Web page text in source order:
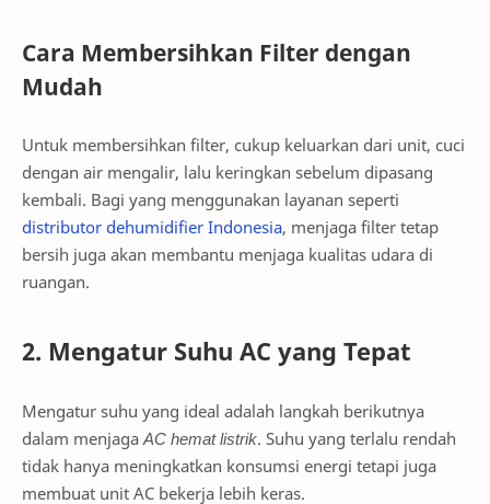
Cara Membersihkan Filter dengan
Mudah
Untuk membersihkan filter, cukup keluarkan dari unit, cuci
dengan air mengalir, lalu keringkan sebelum dipasang
kembali. Bagi yang menggunakan layanan seperti
distributor dehumidifier Indonesia, menjaga filter tetap
bersih juga akan membantu menjaga kualitas udara di
ruangan.
2. Mengatur Suhu AC yang Tepat
Mengatur suhu yang ideal adalah langkah berikutnya
dalam menjaga AC hemat listrik. Suhu yang terlalu rendah
tidak hanya meningkatkan konsumsi energi tetapi juga
membuat unit AC bekerja lebih keras.